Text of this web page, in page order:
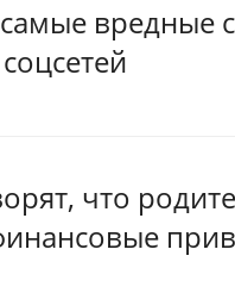
вредные
что